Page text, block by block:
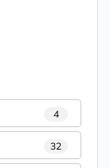
4
32